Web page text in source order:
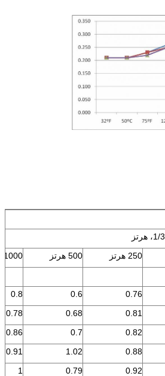
250 هرتز 500 هرتز
1000 هرتز
0.76
0.6
0.8
0.81
0.68
0.78
0.82
0.7
0.86
0.88
1.02
0.91
0.92
0.79
1